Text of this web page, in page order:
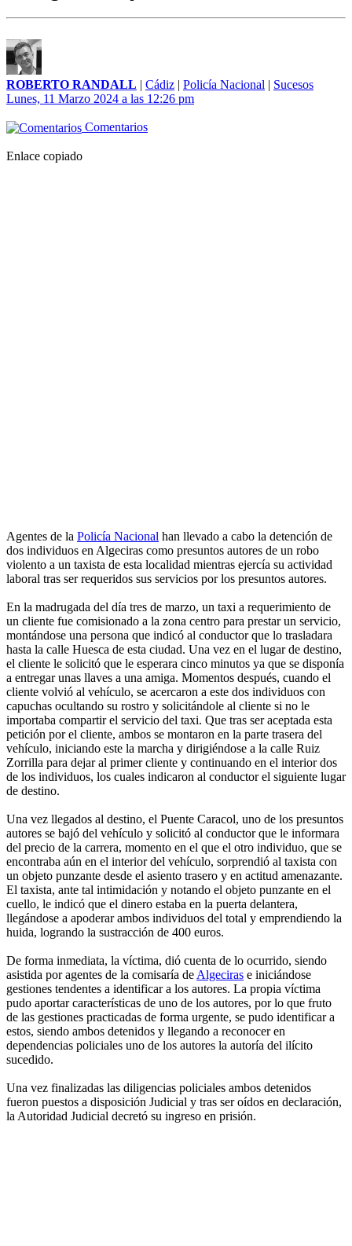
ROBERTO RANDALL | Cádiz | Policía Nacional | Sucesos
Lunes, 11 Marzo 2024 a las 12:26 pm
Comentarios
Enlace copiado
Agentes de la Policía Nacional han llevado a cabo la detención de
dos individuos en Algeciras como presuntos autores de un robo
violento a un taxista de esta localidad mientras ejercía su actividad
laboral tras ser requeridos sus servicios por los presuntos autores.
En la madrugada del día tres de marzo, un taxi a requerimiento de
un cliente fue comisionado a la zona centro para prestar un servicio,
montándose una persona que indicó al conductor que lo trasladara
hasta la calle Huesca de esta ciudad. Una vez en el lugar de destino,
el cliente le solicitó que le esperara cinco minutos ya que se disponía
a entregar unas llaves a una amiga. Momentos después, cuando el
cliente volvió al vehículo, se acercaron a este dos individuos con
capuchas ocultando su rostro y solicitándole al cliente si no le
importaba compartir el servicio del taxi. Que tras ser aceptada esta
petición por el cliente, ambos se montaron en la parte trasera del
vehículo, iniciando este la marcha y dirigiéndose a la calle Ruiz
Zorrilla para dejar al primer cliente y continuando en el interior dos
de los individuos, los cuales indicaron al conductor el siguiente lugar
de destino.
Una vez llegados al destino, el Puente Caracol, uno de los presuntos
autores se bajó del vehículo y solicitó al conductor que le informara
del precio de la carrera, momento en el que el otro individuo, que se
encontraba aún en el interior del vehículo, sorprendió al taxista con
un objeto punzante desde el asiento trasero y en actitud amenazante.
El taxista, ante tal intimidación y notando el objeto punzante en el
cuello, le indicó que el dinero estaba en la puerta delantera,
llegándose a apoderar ambos individuos del total y emprendiendo la
huida, logrando la sustracción de 400 euros.
De forma inmediata, la víctima, dió cuenta de lo ocurrido, siendo
asistida por agentes de la comisaría de Algeciras e iniciándose
gestiones tendentes a identificar a los autores. La propia víctima
pudo aportar características de uno de los autores, por lo que fruto
de las gestiones practicadas de forma urgente, se pudo identificar a
estos, siendo ambos detenidos y llegando a reconocer en
dependencias policiales uno de los autores la autoría del ilícito
sucedido.
Una vez finalizadas las diligencias policiales ambos detenidos
fueron puestos a disposición Judicial y tras ser oídos en declaración,
la Autoridad Judicial decretó su ingreso en prisión.